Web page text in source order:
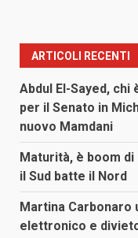
ARTICOLI RECENTI
Abdul El-Sayed,
per il Senato in
nuovo Mamdani
Maturità, è boom
il Sud batte il Nord
Martina Carbonaro
elettronico e